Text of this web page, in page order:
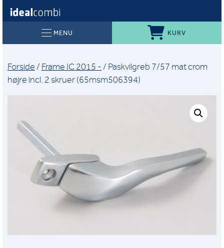
MENU KURV
Forside / Frame IC 2015 - / Paskvilgreb 7/57 mat crom
højre incl. 2 skruer (65msm506394)